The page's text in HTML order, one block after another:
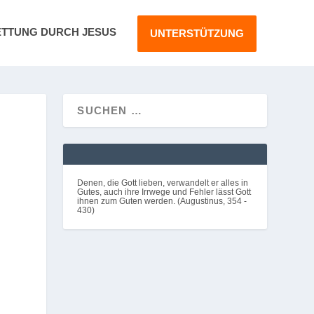
DURCH JESUS UNTERSTÜTZUNG
Denen, die Gott lieben, verwandelt er alles in
Gutes, auch ihre Irrwege und Fehler lässt Gott
ihnen zum Guten werden. (Augustinus, 354 -
430)